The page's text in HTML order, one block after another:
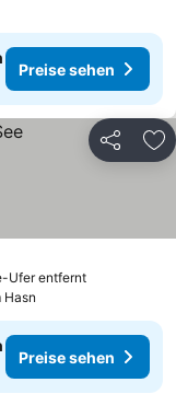
Preise sehen
Teilen
Ufer entfernt
Hasn
Preise sehen